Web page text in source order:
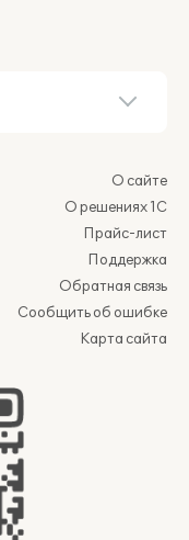
О сайте
О решениях 1С
Прайс-лист
Поддержка
Обратная связь
Сообщить об ошибке
Карта сайта